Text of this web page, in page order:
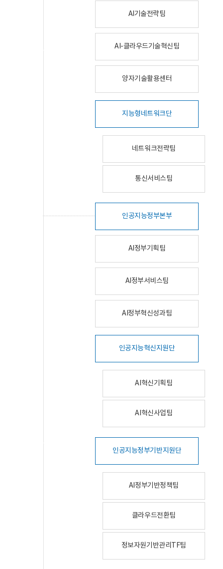
AI기술전략팀
AI-클라우드기술혁신팀
양자기술활용센터
지능형네트워크단
네트워크전략팀
통신서비스팀
인공지능정부본부
AI정부기획팀
AI정부서비스팀
AI정부혁신성과팀
인공지능혁신지원단
AI혁신기획팀
AI혁신사업팀
인공지능정부기반지원단
AI정부기반정책팀
클라우드전환팀
정보자원기반관리TF팀